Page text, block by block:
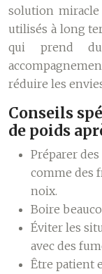
solution
utilisés à long
qui prend
réduire les
Conseils
de poids
Préparer
comme des
noix.
Boire
Éviter les
avec des
Être patient